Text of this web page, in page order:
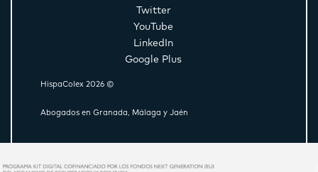
Twitter
YouTube
LinkedIn
Google Plus
HispaColex 2026 ©
Abogados en Granada, Málaga y Jaén